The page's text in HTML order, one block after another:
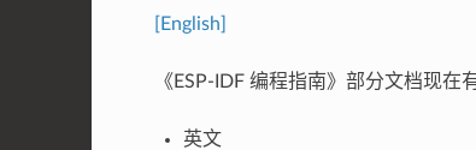
[English]
《ESP-IDF 编程指南》部分文档现
英文